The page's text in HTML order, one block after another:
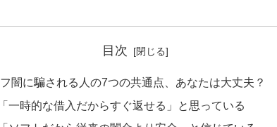
目次
闇に騙される人の7つの共通点、あなたは大丈夫？
一時的な借入だからすぐ返せる」と思っている